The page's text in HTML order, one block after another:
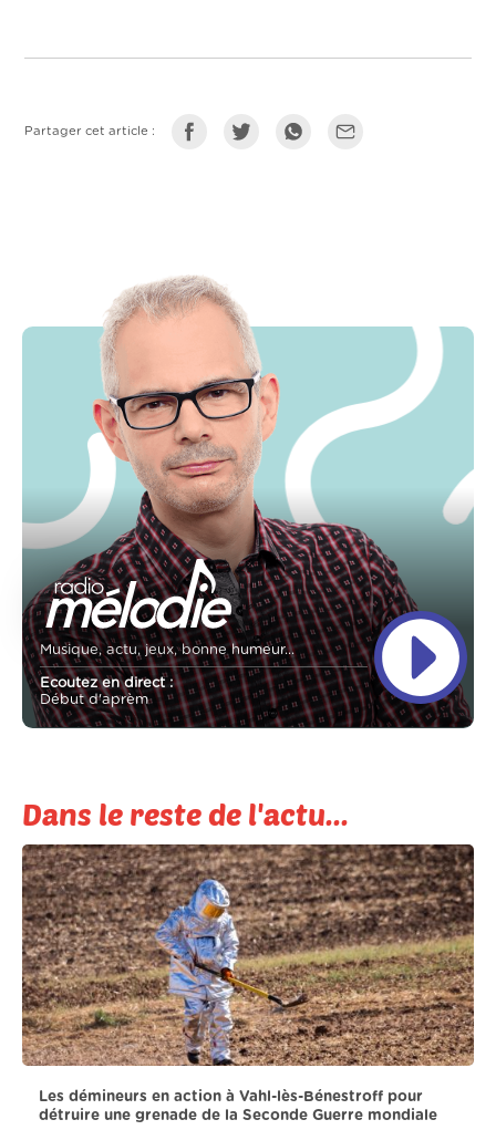
Partager cet article :
Musique, actu, jeux, bonne humeur...
Ecoutez en direct :
Début d'aprèm
Dans le reste de l'actu...
Les démineurs en action à Vahl-lès-Bénestroff pour
détruire une grenade de la Seconde Guerre mondiale